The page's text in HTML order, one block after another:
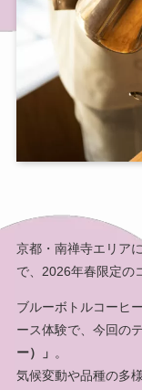
京都・南禅寺エリア
で、2026年春限定の
ブルーボトルコーヒ
ース体験で、今回の
ー）」 。
気候変動や品種の多